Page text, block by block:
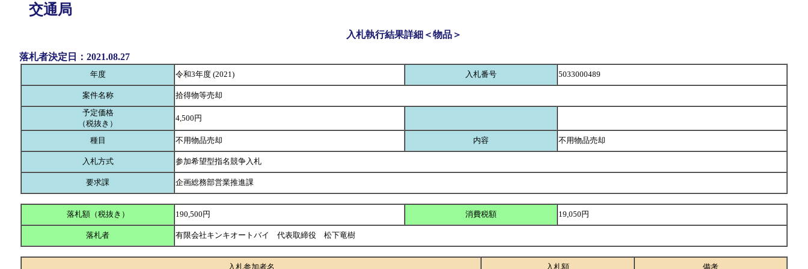
交通局
入札執行結果詳細＜物品＞
落札者決定日：2021.08.27
年度 令和3年度 (2021) 入札番号 5033000489
案件名称
拾得物等売却
予定価格
（税抜き）
4,500円
種目 不用物品売却 内容 不用物品売却
入札方式 参加希望型指名競争入札
要求課 企画総務部営業推進課
落札額（税抜き） 190,500円 消費税額 19,050円
落札者 有限会社キンキオートバイ 代表取締役 松下竜樹
入札参加者名 入札額 備考